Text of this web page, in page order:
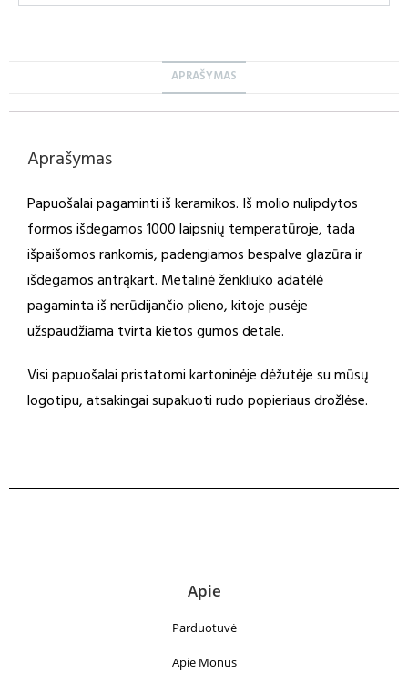
APRAŠYMAS
Aprašymas
Papuošalai pagaminti iš keramikos. Iš molio nulipdytos
formos išdegamos 1000 laipsnių temperatūroje, tada
išpaišomos rankomis, padengiamos bespalve glazūra ir
išdegamos antrąkart. Metalinė ženkliuko adatėlė
pagaminta iš nerūdijančio plieno, kitoje pusėje
užspaudžiama tvirta kietos gumos detale.
Visi papuošalai pristatomi kartoninėje dėžutėje su mūsų
logotipu, atsakingai supakuoti rudo popieriaus drožlėse.
Apie
Parduotuvė
Apie Monus